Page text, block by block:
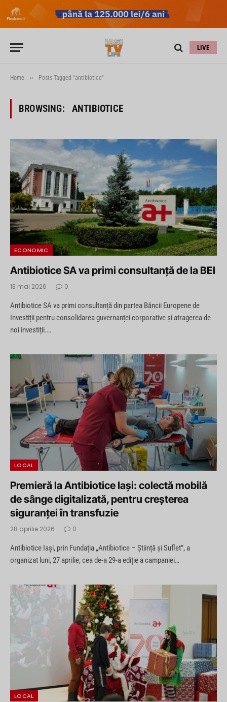
LIVE
Home » Posts Tagged "antibiotice"
BROWSING: ANTIBIOTICE
ECONOMIC
Antibiotice SA va primi consultanță de la BEI
13 mai 2026 0
Antibiotice SA va primi consultanță din partea Băncii Europene de
Investiții pentru consolidarea guvernanței corporative și atragerea de
noi investiții.…
LOCAL
Premieră la Antibiotice Iași: colectă mobilă
de sânge digitalizată, pentru creșterea
siguranței în transfuzie
28 aprilie 2026 0
Antibiotice Iași, prin Fundația „Antibiotice – Știință și Suflet”, a
organizat luni, 27 aprilie, cea de-a 29-a ediție a campaniei…
LOCAL